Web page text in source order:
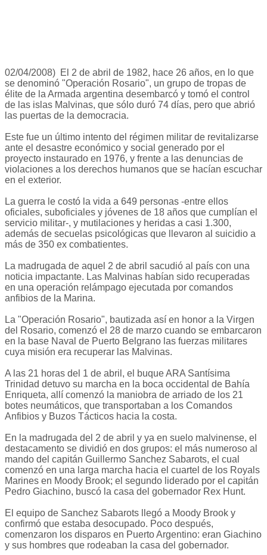
02/04/2008) El 2 de abril de 1982, hace 26 años, en lo que
se denominó "Operación Rosario", un grupo de tropas de
élite de la Armada argentina desembarcó y tomó el control
de las islas Malvinas, que sólo duró 74 días, pero que abrió
las puertas de la democracia.
Este fue un último intento del régimen militar de revitalizarse
ante el desastre económico y social generado por el
proyecto instaurado en 1976, y frente a las denuncias de
violaciones a los derechos humanos que se hacían escuchar
en el exterior.
La guerra le costó la vida a 649 personas -entre ellos
oficiales, suboficiales y jóvenes de 18 años que cumplían el
servicio militar-, y mutilaciones y heridas a casi 1.300,
además de secuelas psicológicas que llevaron al suicidio a
más de 350 ex combatientes.
La madrugada de aquel 2 de abril sacudió al país con una
noticia impactante. Las Malvinas habían sido recuperadas
en una operación relámpago ejecutada por comandos
anfibios de la Marina.
La "Operación Rosario", bautizada así en honor a la Virgen
del Rosario, comenzó el 28 de marzo cuando se embarcaron
en la base Naval de Puerto Belgrano las fuerzas militares
cuya misión era recuperar las Malvinas.
A las 21 horas del 1 de abril, el buque ARA Santísima
Trinidad detuvo su marcha en la boca occidental de Bahía
Enriqueta, allí comenzó la maniobra de arriado de los 21
botes neumáticos, que transportaban a los Comandos
Anfibios y Buzos Tácticos hacia la costa.
En la madrugada del 2 de abril y ya en suelo malvinense, el
destacamento se dividió en dos grupos: el más numeroso al
mando del capitán Guillermo Sanchez Sabarots, el cual
comenzó en una larga marcha hacia el cuartel de los Royals
Marines en Moody Brook; el segundo liderado por el capitán
Pedro Giachino, buscó la casa del gobernador Rex Hunt.
El equipo de Sanchez Sabarots llegó a Moody Brook y
confirmó que estaba desocupado. Poco después,
comenzaron los disparos en Puerto Argentino: eran Giachino
y sus hombres que rodeaban la casa del gobernador.